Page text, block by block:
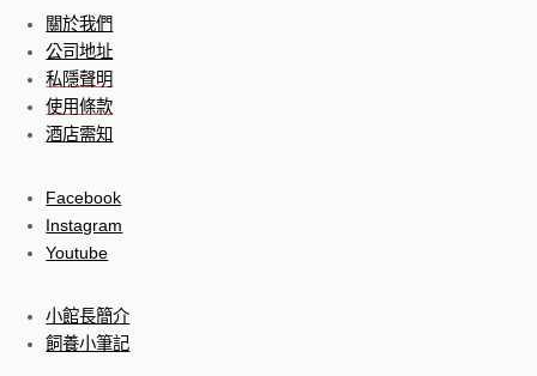
關於我們
公司地址
私隱聲明
使用條款
酒店需知
Facebook
Instagram
Youtube
小館長簡介
飼養小筆記